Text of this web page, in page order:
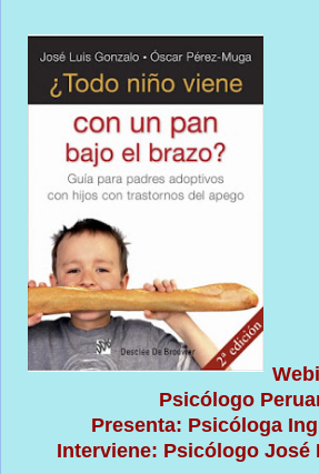
Psicólogo
Presenta: Psicóloga
Interviene: Psicólogo José